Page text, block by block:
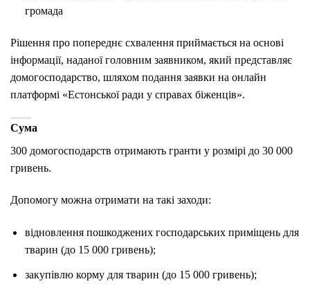
громада
Рішення про попереднє схвалення приймається на основі
інформації, наданої головним заявником, який представляє
домогосподарство, шляхом подання заявки на онлайн
платформі «Естонської ради у справах біженців».
Сума
300 домогосподарств отримають гранти у розмірі до 30 000
гривень.
Допомогу можна отримати на такі заходи:
відновлення пошкоджених господарських приміщень для
тварин (до 15 000 гривень);
закупівлю корму для тварин (до 15 000 гривень);